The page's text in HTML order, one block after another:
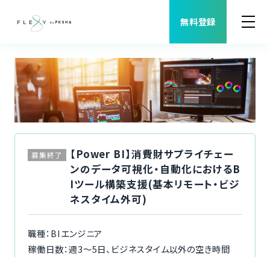
無料登録
案件検索
職種から案件を探す
よくある質問
福利厚生
ご利用者様の声
募集終了
【Power BI】消費財サプライチェー
ンのデータ可視化・自動化におけるB
Iツール構築支援(基本リモート・ビジ
ネスタイム外可)
職種：BIエンジニア
稼働日数：週3〜5日、ビジネスタイム以外の空き時間